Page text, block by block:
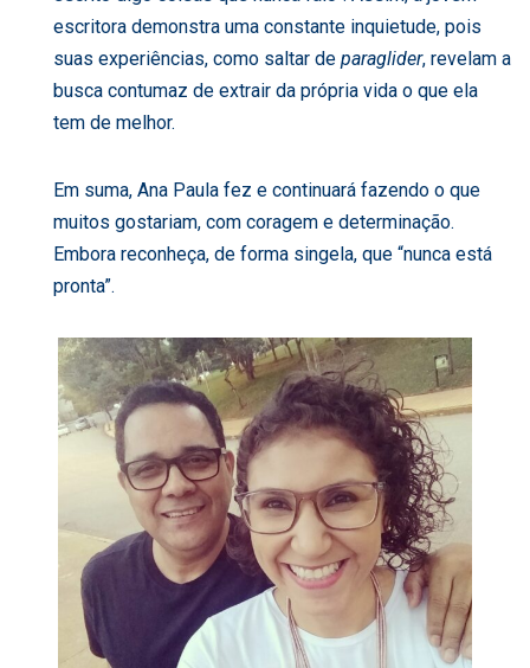
escritora demonstra uma constante inquietude, pois
suas experiências, como saltar de paraglider, revelam a
busca contumaz de extrair da própria vida o que ela
tem de melhor.
Em suma, Ana Paula fez e continuará fazendo o que
muitos gostariam, com coragem e determinação.
Embora reconheça, de forma singela, que “nunca está
pronta”.